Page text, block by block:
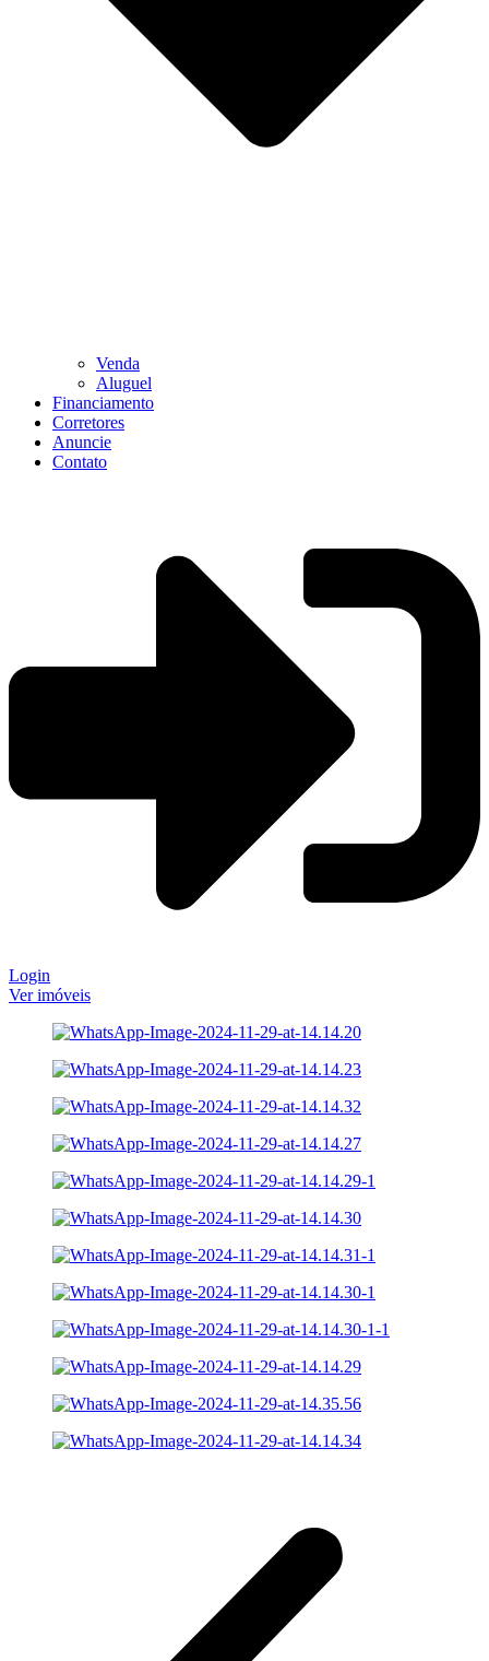
Venda
Aluguel
Financiamento
Corretores
Anuncie
Contato
Login
Ver imóveis